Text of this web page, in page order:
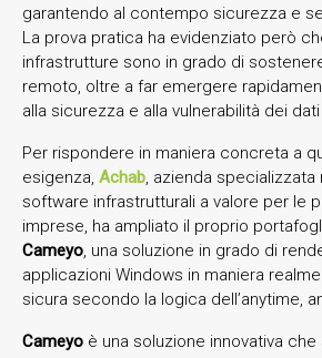
garantendo al contempo sicurezza e
La prova pratica ha evidenziato però
infrastrutture sono in grado di
remoto, oltre a far emergere
alla sicurezza e alla vulnerabilità dei
Per rispondere in maniera concreta a
esigenza, Achab, azienda
software infrastrutturali a valore per le
imprese, ha ampliato il proprio
Cameyo, una soluzione in grado di
applicazioni Windows in maniera
sicura secondo la logica dell’anytime,
Cameyo è una soluzione innovativa